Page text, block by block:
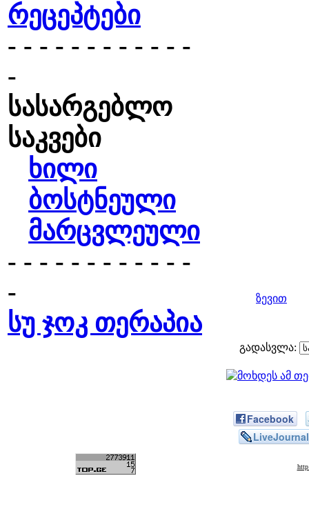
რეცეპტები
- - - - - - - - - - - -
-
სასარგებლო
საკვები
ხილი
ბოსტნეული
მარცვლეული
- - - - - - - - - - - -
-
სუ ჯოკ თერაპია
ზევით
გადასვლა:
Facebook
LiveJournal